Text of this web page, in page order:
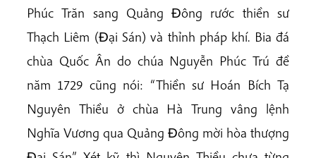
Phúc Trăn sang Quảng Ðông rước thiền sư
Thạch Liêm (Ðại Sán) và thỉnh pháp khí. Bia đá
chùa Quốc Ân do chúa Nguyễn Phúc Trú đề
năm 1729 cũng nói: “Thiền sư Hoán Bích Tạ
Nguyên Thiều ở chùa Hà Trung vâng lệnh
Nghĩa Vương qua Quảng Ðông mời hòa thượng